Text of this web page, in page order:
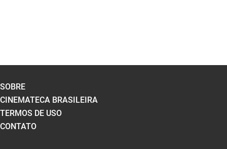
SOBRE
CINEMATECA BRASILEIRA
TERMOS DE USO
CONTATO